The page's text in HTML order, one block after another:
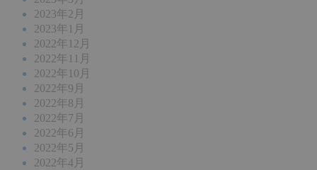
2023年2月
2023年1月
2022年12月
2022年11月
2022年10月
2022年9月
2022年8月
2022年7月
2022年6月
2022年5月
2022年4月